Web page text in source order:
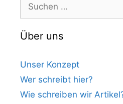
nach:
Über uns
Unser Konzept
Wer schreibt hier?
Wie schreiben wir